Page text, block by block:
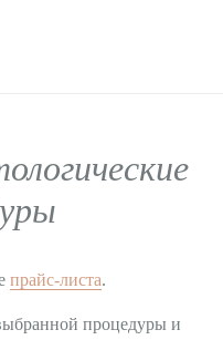
прайс-листа.
процедуры и